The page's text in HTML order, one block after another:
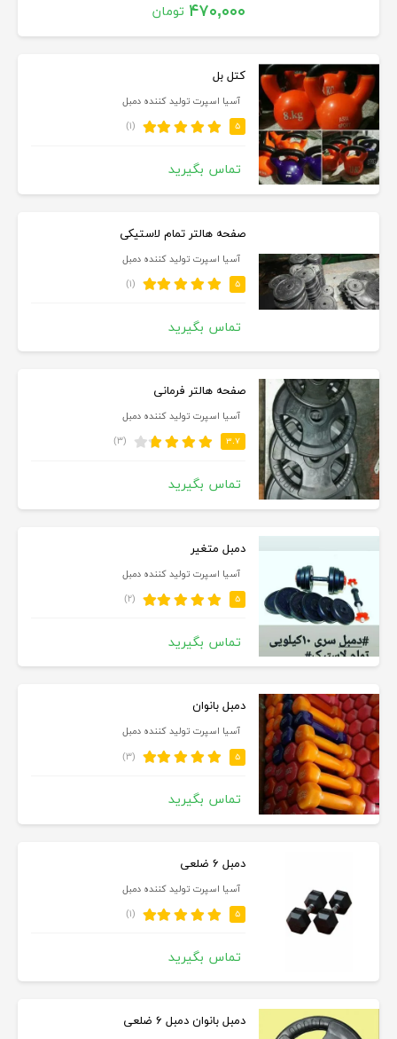
۴۷۰,۰۰۰ تومان
کتل بل
آسیا اسپرت تولید کننده دمبل
۵ (۱)
تماس بگیرید
صفحه هالتر تمام لاستیکی
آسیا اسپرت تولید کننده دمبل
۵ (۱)
تماس بگیرید
صفحه هالتر فرمانی
آسیا اسپرت تولید کننده دمبل
۳.۷ (۳)
تماس بگیرید
دمبل متغیر
آسیا اسپرت تولید کننده دمبل
۵ (۲)
تماس بگیرید
دمبل بانوان
آسیا اسپرت تولید کننده دمبل
۵ (۳)
تماس بگیرید
دمبل ۶ ضلعی
آسیا اسپرت تولید کننده دمبل
۵ (۱)
تماس بگیرید
دمبل بانوان دمبل ۶ ضلعی